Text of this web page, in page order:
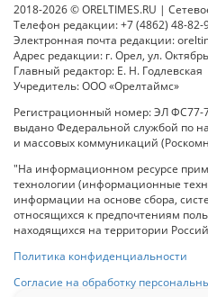
2018-2026 © ORELTIMES.RU |
Телефон редакции: +7 (4862) 48-82-
Электронная почта редакции:
Адрес редакции: г. Орел, ул.
Главный редактор: Е. Н. Годлевская
Учредитель: ООО «Орелтаймс»
Регистрационный номер: ЭЛ ФС77-
выдано Федеральной службой по
и массовых коммуникаций
"На информационном ресурсе
технологии (информационные
информации на основе сбора,
относящихся к предпочтениям
находящихся на территории
Политика конфиденциальности
Согласие на обработку